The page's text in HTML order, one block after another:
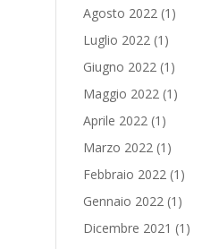
Agosto 2022 (1)
Luglio 2022 (1)
Giugno 2022 (1)
Maggio 2022 (1)
Aprile 2022 (1)
Marzo 2022 (1)
Febbraio 2022 (1)
Gennaio 2022 (1)
Dicembre 2021 (1)